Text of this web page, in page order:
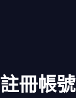
註冊帳號